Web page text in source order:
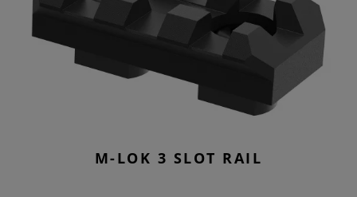
M-LOK 3 SLOT RAIL